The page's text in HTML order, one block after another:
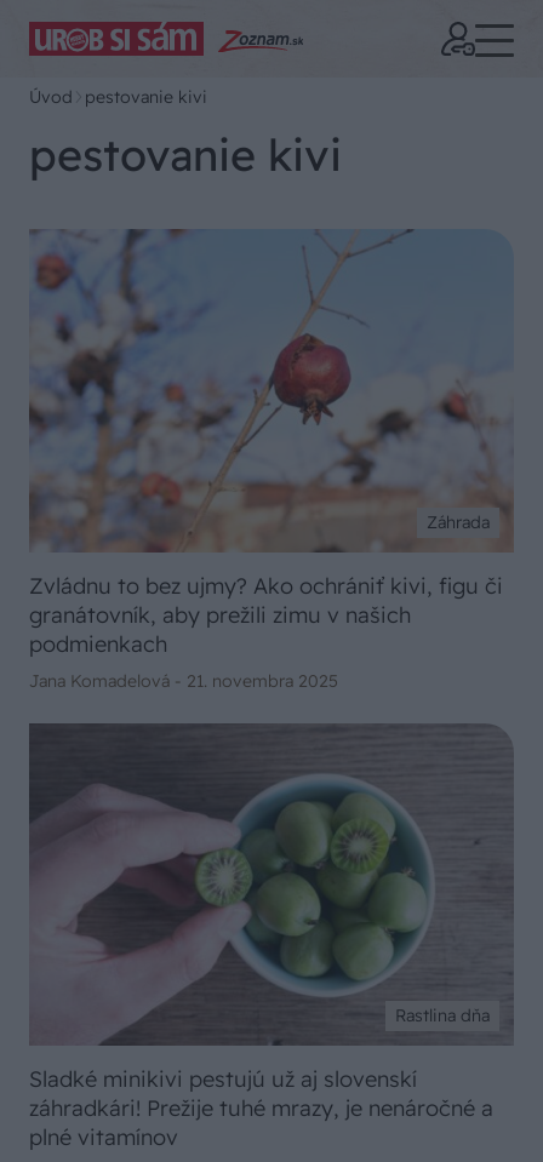
Úvod pestovanie kivi
pestovanie kivi
Záhrada
Zvládnu to bez ujmy? Ako ochrániť kivi, figu či
granátovník, aby prežili zimu v našich
podmienkach
Jana Komadelová - 21. novembra 2025
Rastlina dňa
Sladké minikivi pestujú už aj slovenskí
záhradkári! Prežije tuhé mrazy, je nenáročné a
plné vitamínov